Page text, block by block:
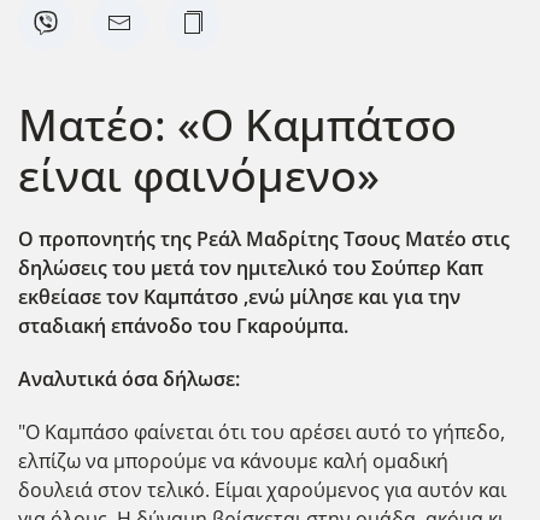
Ματέο: «Ο Καμπάτσο
είναι φαινόμενο»
Ο προπονητής της Ρεάλ Μαδρίτης Τσους Ματέο στις
δηλώσεις του μετά τον ημιτελικό του Σούπερ Καπ
εκθείασε τον Καμπάτσο ,ενώ μίλησε και για την
σταδιακή επάνοδο του Γκαρούμπα.
Αναλυτικά όσα δήλωσε:
"Ο Καμπάσο φαίνεται ότι του αρέσει αυτό το γήπεδο,
ελπίζω να μπορούμε να κάνουμε καλή ομαδική
δουλειά στον τελικό. Είμαι χαρούμενος για αυτόν και